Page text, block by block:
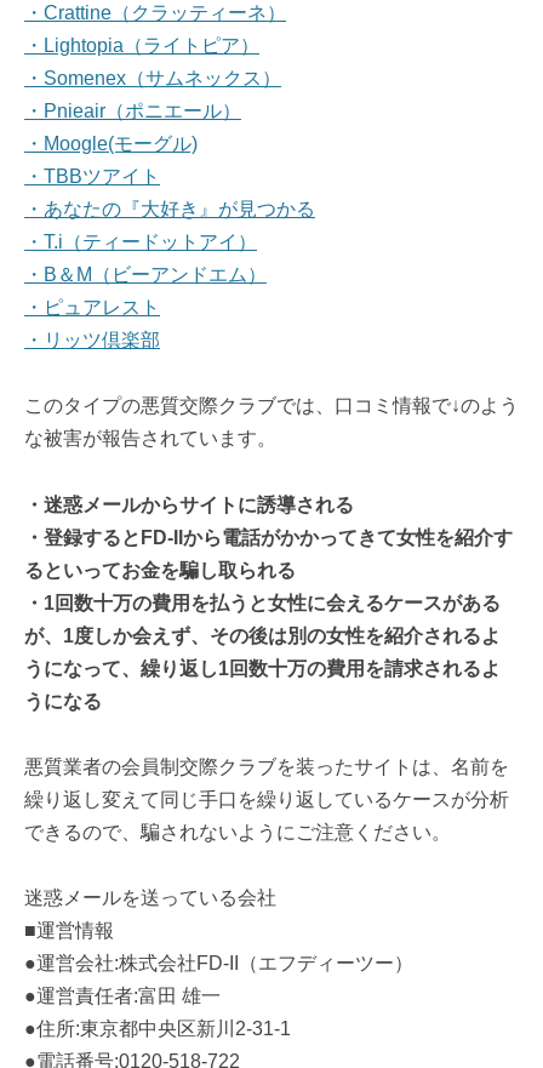
・Crattine（クラッティーネ）
・Lightopia（ライトピア）
・Somenex（サムネックス）
・Pnieair（ポニエール）
・Moogle(モーグル)
・TBBツアイト
・あなたの『大好き』が見つかる
・T.i（ティードットアイ）
・B＆М（ビーアンドエム）
・ピュアレスト
・リッツ倶楽部
このタイプの悪質交際クラブでは、口コミ情報で↓のよう
な被害が報告されています。
・迷惑メールからサイトに誘導される
・登録するとFD-IIから電話がかかってきて女性を紹介す
るといってお金を騙し取られる
・1回数十万の費用を払うと女性に会えるケースがある
が、1度しか会えず、その後は別の女性を紹介されるよ
うになって、繰り返し1回数十万の費用を請求されるよ
うになる
悪質業者の会員制交際クラブを装ったサイトは、名前を
繰り返し変えて同じ手口を繰り返しているケースが分析
できるので、騙されないようにご注意ください。
迷惑メールを送っている会社
■運営情報
●運営会社:株式会社FD-II（エフディーツー）
●運営責任者:富田 雄一
●住所:東京都中央区新川2-31-1
●電話番号:0120-518-722